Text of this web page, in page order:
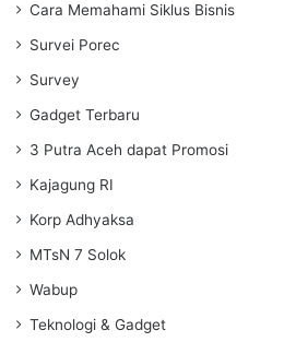
Cara Memahami Siklus Bisnis
Survei Porec
Survey
Gadget Terbaru
3 Putra Aceh dapat Promosi
Kajagung RI
Korp Adhyaksa
MTsN 7 Solok
Wabup
Teknologi & Gadget